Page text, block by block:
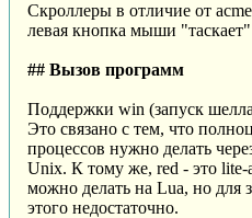
Скроллеры в отличие от
левая кнопка мыши "таскает"
## Вызов программ
Поддержки win (запуск
Это связано с тем, что
процессов нужно делать
Unix. К тому же, red - это lite-
можно делать на Lua, но для
этого недостаточно.